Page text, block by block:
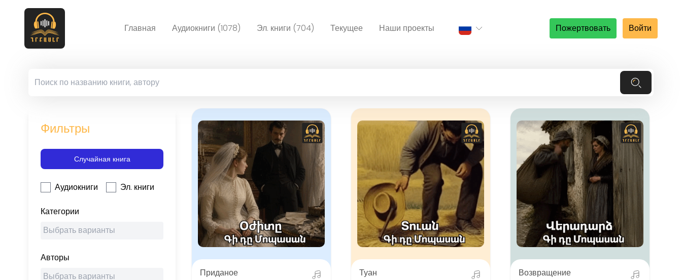
Пожертвовать Войти
Главная Аудиокниги (1078) Эл. книги (704) Текущее Наши проекты
Фильтры
Случайная книга
Аудиокниги Эл. книги
Категории
Авторы
Приданое Туан Возвращение